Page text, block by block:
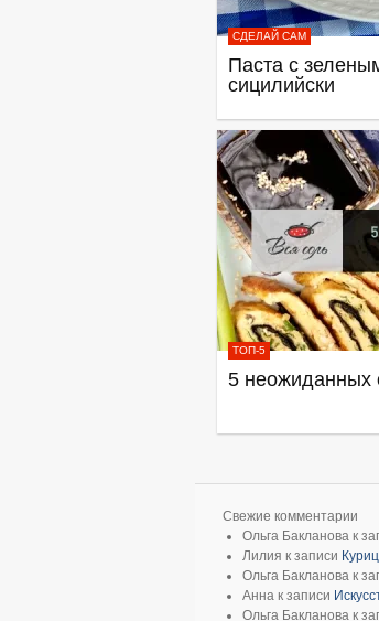
СДЕЛАЙ САМ
Паста с
сицилийски
ТОП-5
5 неожиданных
Свежие комментарии
Ольга Бакланова к
Лилия к записи
Ольга Бакланова к
Анна к записи
Ольга Бакланова к